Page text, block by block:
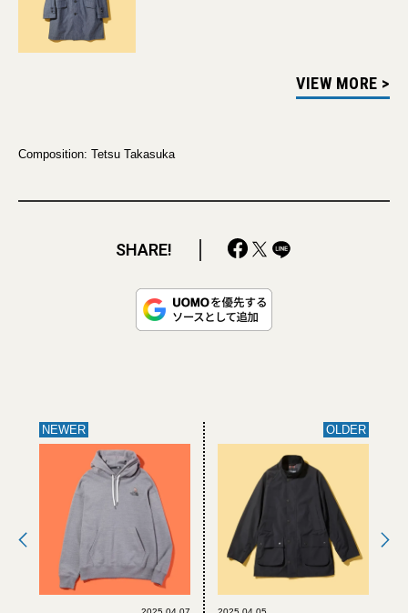
VIEW MORE >
Composition: Tetsu Takasuka
SHARE!
NEWER OLDER